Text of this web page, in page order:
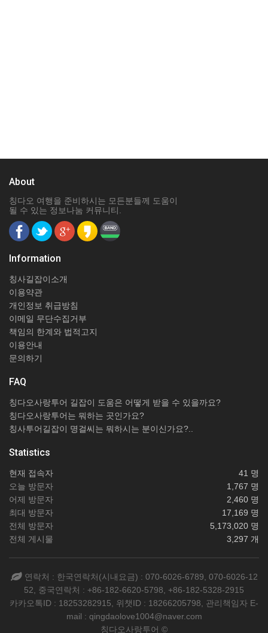
About
칭다오 여행을 준비하시는 모든분들께 도움이
될 수 있는 정보나눔 커뮤니티.
Information
칭사길잡이소개
이용약관
개인정보 취급방침
이메일 무단수집거부
책임의 한계와 법적고지
이용안내
문의하기
FAQ
칭다오사랑투어 길잡이 도움은 어떻게 받을 수 있을까요?
칭다오사랑투어는 뭐하는 곳인가요?
칭사투어길잡이 명걸씨는 뭐하시는 분이신가요?..
Statistics
현재 접속자
41 명
오늘 방문자
1,767 명
어제 방문자
2,460 명
최대 방문자
17,169 명
전체 방문자
5,173,020 명
전체 게시물
3,297 개
연락처 : 한국연락처(시내요금) : 070-6026-6789, 070-6026-12
52, 중국연락처 : +86-182-6620-5798, +86-182-5328-2915
카카오톡ID : 18253282915, 위챗ID : 18266205798, 관리책임자 E-
mail : qingdaolove1004@naver.com
칭다오사랑투어 ©